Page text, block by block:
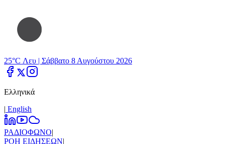
25°C Λευ | Σάββατο 8 Αυγούστου 2026
Ελληνικά
| Εnglish
ΡΑΔΙΟΦΩΝΟ|
ΡΟΗ ΕΙΔΗΣΕΩΝ|